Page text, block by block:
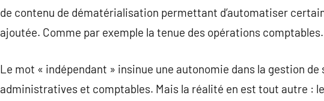
de contenu de dématérialisation permettant d’automatiser
ajoutée. Comme par exemple la tenue des opérations comptables.
Le mot « indépendant » insinue une autonomie dans la gestion
administratives et comptables. Mais la réalité en est tout autre :